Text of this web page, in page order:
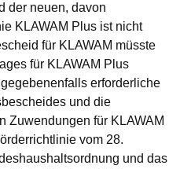
der neuen, davon
KLAWAM Plus ist nicht
für KLAWAM müsste
für KLAWAM Plus
erforderliche
und die
Zuwendungen für KLAWAM
vom 28.
und das